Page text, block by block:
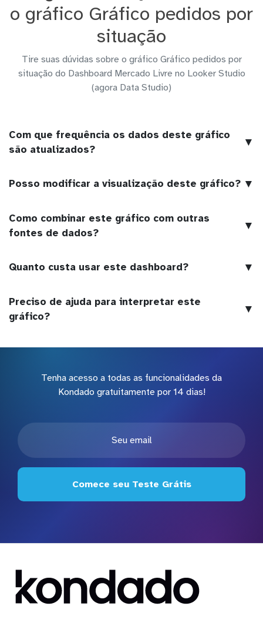
o gráfico Gráfico pedidos por
situação
Tire suas dúvidas sobre o gráfico Gráfico pedidos por
situação do Dashboard Mercado Livre no Looker Studio
(agora Data Studio)
Com que frequência os dados deste gráfico
são atualizados?
▼
Posso modificar a visualização deste gráfico? ▼
Como combinar este gráfico com outras
fontes de dados?
▼
Quanto custa usar este dashboard? ▼
Preciso de ajuda para interpretar este
gráfico?
▼
Tenha acesso a todas as funcionalidades da
Kondado gratuitamente por 14 dias!
Comece seu Teste Grátis